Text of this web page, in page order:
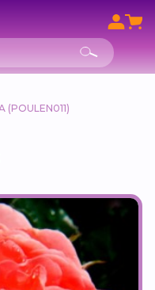
(POULEN011)